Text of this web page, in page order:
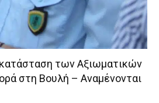
των Αξιωματικών
στη Βουλή – Αναμένονται